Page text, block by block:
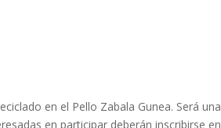
en el Pello Zabala Gunea. Será una
en participar deberán inscribirse en